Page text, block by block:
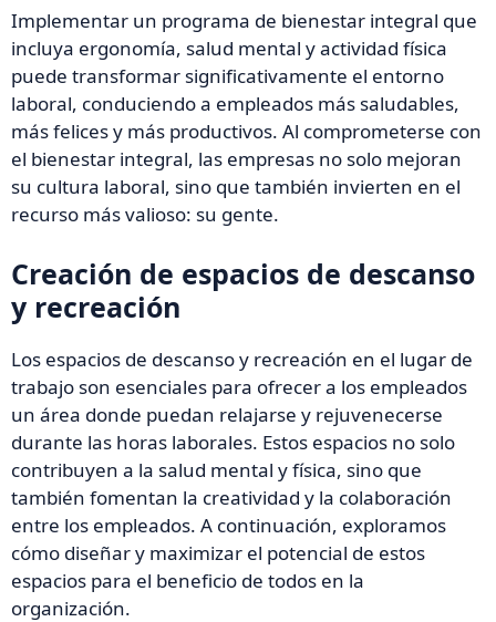
Implementar un programa de bienestar integral que
incluya ergonomía, salud mental y actividad física
puede transformar significativamente el entorno
laboral, conduciendo a empleados más saludables,
más felices y más productivos. Al comprometerse con
el bienestar integral, las empresas no solo mejoran
su cultura laboral, sino que también invierten en el
recurso más valioso: su gente.
Creación de espacios de descanso
y recreación
Los espacios de descanso y recreación en el lugar de
trabajo son esenciales para ofrecer a los empleados
un área donde puedan relajarse y rejuvenecerse
durante las horas laborales. Estos espacios no solo
contribuyen a la salud mental y física, sino que
también fomentan la creatividad y la colaboración
entre los empleados. A continuación, exploramos
cómo diseñar y maximizar el potencial de estos
espacios para el beneficio de todos en la
organización.